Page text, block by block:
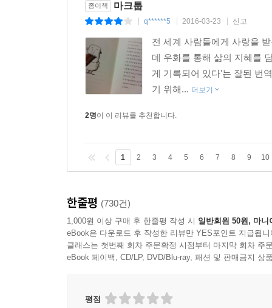
종이책 마크툽
q******5 2016-03-23 신고
전 세계 사람들에게 사랑을
데 우화를 통해 삶의 지혜를
게 기록되어 있다'는 잘된 번
기 위해... 더보기
2명이 이 리뷰를 추천합니다.
1 2 3 4 5 6 7 8 9 10
한줄평 (730건)
1,000원 이상 구매 후 한줄평 작성 시 일반회원 50원, 마니
eBook은 다운로드 후 작성한 리뷰만 YES포인트 지급됩니
클래스는 첫번째 회차 주문확정 시점부터 마지막 회차 주
eBook 페이백, CD/LP, DVD/Blu-ray, 패션 및 판매금지 상
평점